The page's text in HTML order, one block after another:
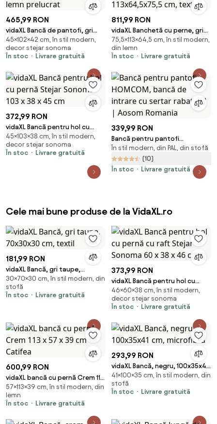
465,99 RON
vidaXL Bancă de pantofi, gri
sonoma, 102x42x45 cm, lemn
prelucrat
45×102×42 cm, în stil modern,
decor stejar sonoma
În stoc
Livrare gratuită
811,99 RON
vidaXL Banchetă cu perne, gri
taupe, 113x64,5x75,5 cm, textil
75,5×113×64,5 cm, în stil modern,
din lemn
În stoc
Livrare gratuită
372,99 RON
vidaXL Bancă pentru hol cu
pernă Stejar Sonoma 103 x 38 x
45 cm
45×103×38 cm, în stil modern,
decor stejar sonoma
În stoc
Livrare gratuită
339,99 RON
Bancă pentru pantofi
HOMCOM, bancă de intrare cu
sertar rabatabil | Aosom
Romania
În stil modern, din PAL, din stofă
(10)
În stoc
Livrare gratuită
Cele mai bune produse de la VidaXL.ro
181,99 RON
vidaXL Bancă, gri taupe,
70x30x30 cm, textil
30×70×30 cm, în stil modern, din
stofă
În stoc
Livrare gratuită
373,99 RON
vidaXL Bancă pentru hol cu
pernă cu raft Stejar Sonoma 60
x 38 x 46 cm
46×60×38 cm, în stil modern,
decor stejar sonoma
În stoc
Livrare gratuită
600,99 RON
vidaXL bancă cu pernă Crem 113
x 57 x 39 cm Catifea
57×113×39 cm, în stil modern, din
lemn
În stoc
Livrare gratuită
293,99 RON
vidaXL Bancă, negru, 100x35x41
cm, microfibră
41×100×35 cm, în stil modern, din
stofă
În stoc
Livrare gratuită